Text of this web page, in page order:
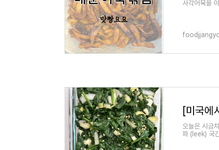
사각어묵을
[미국에
오늘은 시금
파 (leek) 국